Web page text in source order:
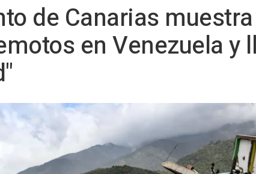
de Canarias
en Venezuela y